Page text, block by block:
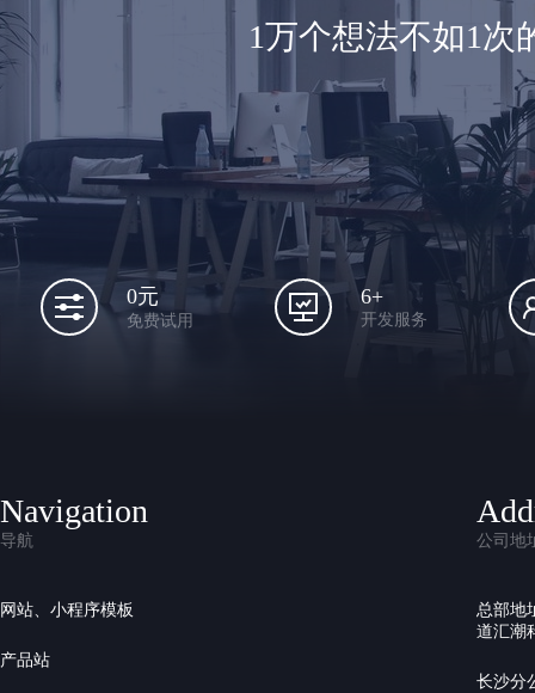
1万个想法不如1次
0元
免费试用
6+
开发服务
Navigation
导航
网站、小程序模板
产品站
公司地
总部地
道汇潮
长沙分